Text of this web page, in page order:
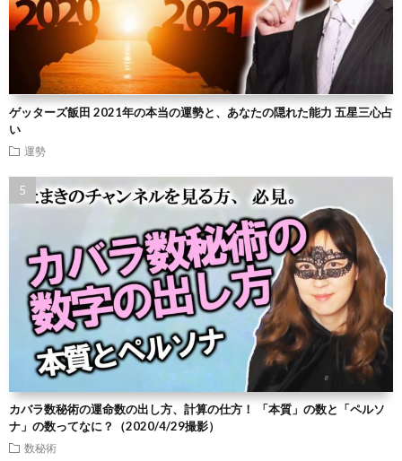
ゲッターズ飯田 2021年の本当の運勢と、あなたの隠れた能力 五星三心占
い
運勢
カバラ数秘術の運命数の出し方、計算の仕方！ 「本質」の数と「ペルソ
ナ」の数ってなに？（2020/4/29撮影）
数秘術